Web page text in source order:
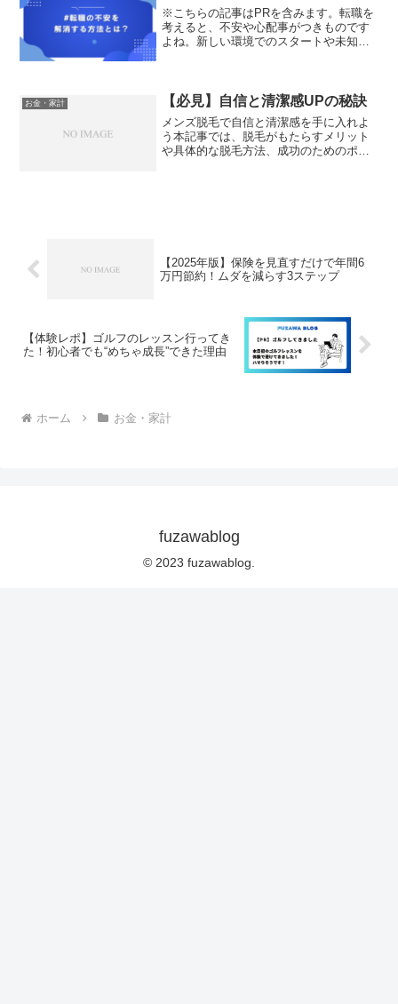
※こちらの記事はPRを含みます。転職を
考えると、不安や心配事がつきものです
よね。新しい環境でのスタートや未知の
には、自分の不安を解消...
お金・家計 【必見】自信と清潔感UPの秘訣
メンズ脱毛で自信と清潔感を手に入れよ
う本記事では、脱毛がもたらすメリット
や具体的な脱毛方法、成功のためのポイ
【2025年版】保険を見直すだけで年間6
万円節約！ムダを減らす3ステップ
【体験レポ】ゴルフのレッスン行ってき
た！初心者でも“めちゃ成長”できた理由
ホーム お金・家計
fuzawablog
© 2023 fuzawablog.